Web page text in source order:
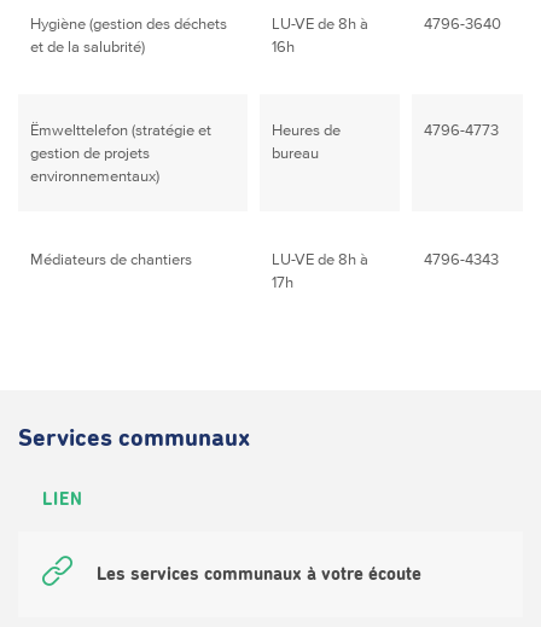
Hygiène (gestion des déchets
et de la salubrité)
LU-VE de 8h à
16h
4796-3640
Ëmwelttelefon (stratégie et
gestion de projets
environnementaux)
Heures de
bureau
4796-4773
Médiateurs de chantiers
LU-VE de 8h à
17h
4796-4343
Services communaux
LIEN
Les services communaux à votre écoute